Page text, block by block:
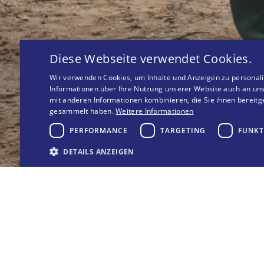
Diese Webseite verwendet Cookies.
Wir verwenden Cookies, um Inhalte und Anzeigen zu
Informationen über Ihre Nutzung unserer Website auch an
mit anderen Informationen kombinieren, die Sie ihnen
gesammelt haben. Weitere Informationen
PERFORMANCE
TARGETING
DETAILS ANZEIGEN